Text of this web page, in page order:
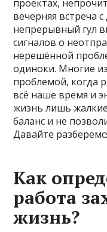
проектах,
вечерняя встреча
непрерывный гул
сигналов о
нерешённой
одиноки. Многие
проблемой, когда
всё наше время и
жизнь лишь
баланс и не
Давайте
Как
работа
жизнь?